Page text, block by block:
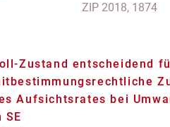
ZIP 2018, 1874
Zustand entscheidend
Aufsichtsrates bei
SE